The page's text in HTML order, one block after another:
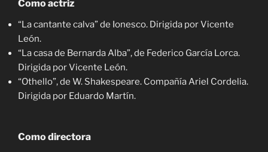
Como actriz
“La cantante calva” de Ionesco. Dirigida por Vicente
León.
“La casa de Bernarda Alba”, de Federico García Lorca.
Dirigida por Vicente León.
“Othello”, de W. Shakespeare. Compañía Ariel Cordelia.
Dirigida por Eduardo Martín.
Como directora